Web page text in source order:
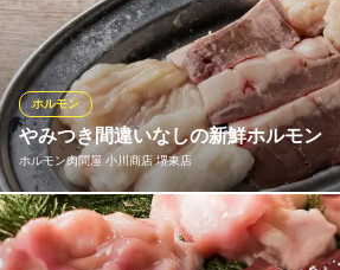
やみつき間違いなしの新鮮ホルモン
ホルモン肉問屋 小川商店 堺東店
ホルモン
独自のルートで仕入れる当店のホルモン
ワっと焼き上げる自慢のホルモンはまさ